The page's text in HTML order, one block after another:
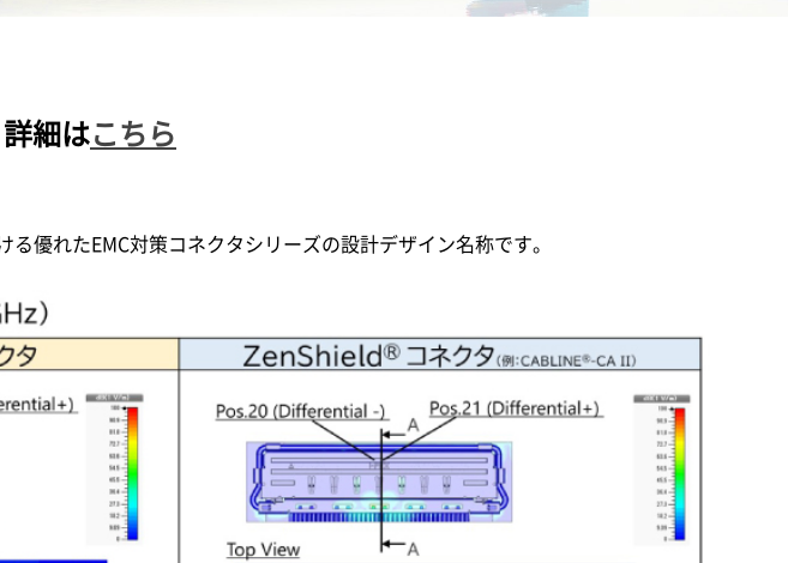
細はこちら
る優れたEMC対策コネクタシリーズの設計デザイン名称です。